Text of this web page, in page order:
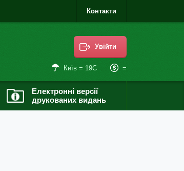
Контакти
Увійти
Київ = 19С =
Електронні версії
друкованих видань